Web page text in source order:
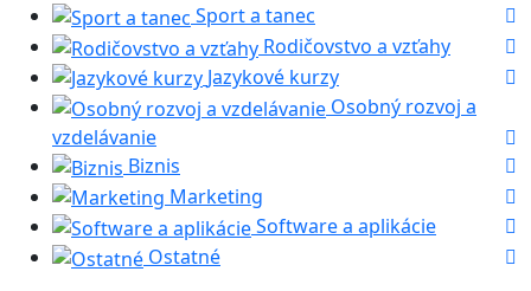
Sport a tanec
Rodičovstvo a vzťahy
Jazykové kurzy
Osobný rozvoj a
vzdelávanie
Biznis
Marketing
Software a aplikácie
Ostatné